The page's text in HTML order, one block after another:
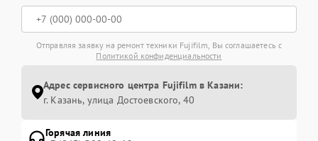
Отправляя заявку на ремонт техники Fujifilm, Вы соглашаетесь с
Политикой конфиденциальности
Адрес сервисного центра Fujifilm в Казани:
г. Казань, улица Достоевского, 40
Горячая линия